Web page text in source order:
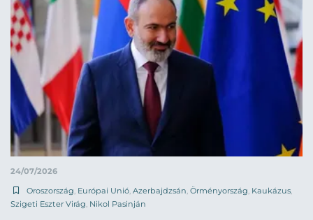
24/07/2026
Oroszország Európai Unió Azerbajdzsán Örményország Kaukázus
Szigeti Eszter Virág Nikol Pasinján